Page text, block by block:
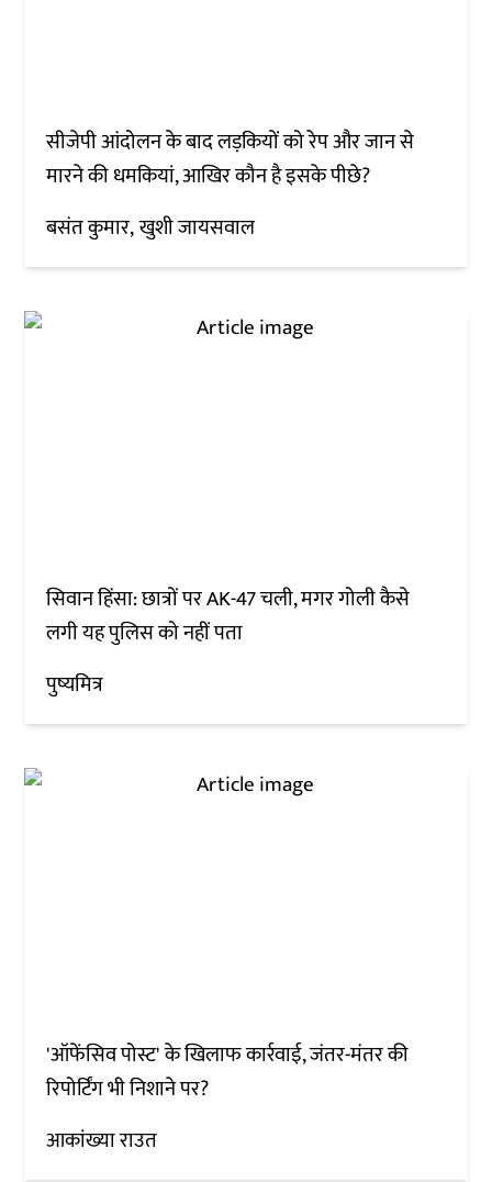
सीजेपी आंदोलन के बाद लड़कियों को रेप और जान से
मारने की धमकियां, आखिर कौन है इसके पीछे?
बसंत कुमार खुशी जायसवाल
सिवान हिंसा: छात्रों पर AK-47 चली, मगर गोली कैसे
लगी यह पुलिस को नहीं पता
पुष्यमित्र
'ऑफेंसिव पोस्ट' के खिलाफ कार्रवाई, जंतर-मंतर की
रिपोर्टिंग भी निशाने पर?
आकांख्या राउत